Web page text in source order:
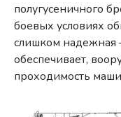
полугусеничного
боевых условиях
слишком
обеспечивает,
проходимость